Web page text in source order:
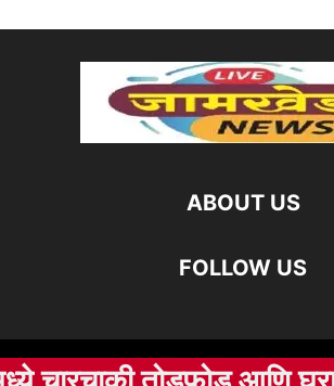
ABOUT US
FOLLOW US
©